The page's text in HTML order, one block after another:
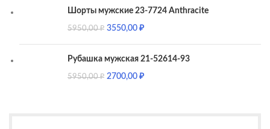
Шорты мужские 23-7724 Anthracite
5950,00₽ 3550,00₽
Рубашка мужская 21-52614-93
5950,00₽ 2700,00₽